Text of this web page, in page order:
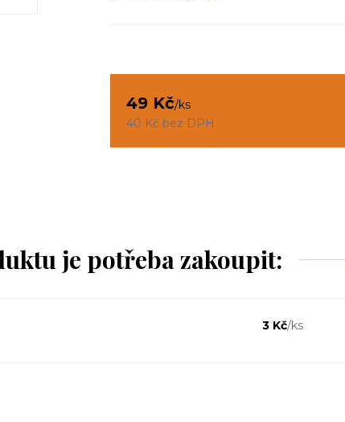
49 Kč/ks
40 Kč bez DPH
je potřeba zakoupit:
3 Kč/ks